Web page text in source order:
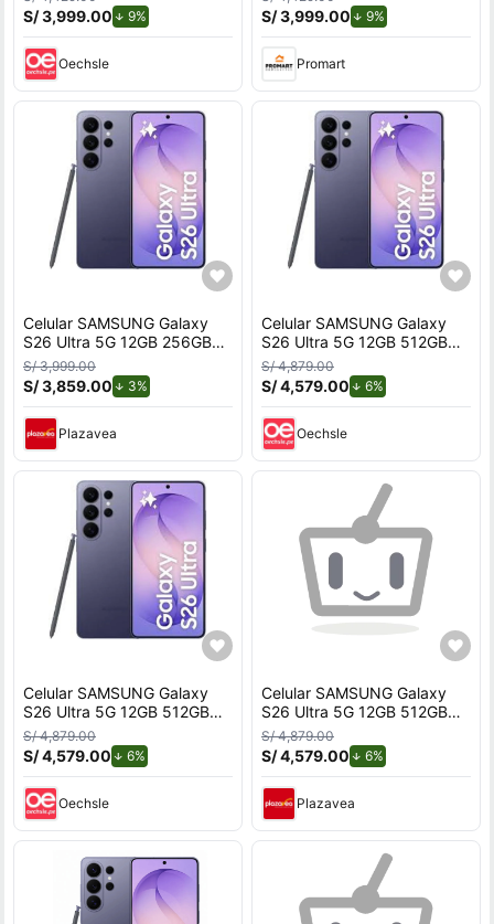
S/ 3,999.00 9%
Oechsle
S/ 3,999.00 9%de descuento.
Promart
Celular SAMSUNG Galaxy
S26 Ultra 5G 12GB 256GB
Violeta
S/ 3,999.00
S/ 3,859.00 3%
Plazavea
Celular SAMSUNG Galaxy
S26 Ultra 5G 12GB 512GB
Violeta
S/ 4,879.00
S/ 4,579.00 6%de descuento.
Oechsle
Celular SAMSUNG Galaxy
S26 Ultra 5G 12GB 512GB
Violeta
S/ 4,879.00
S/ 4,579.00 6%
Oechsle
Celular SAMSUNG Galaxy
S26 Ultra 5G 12GB 512GB
Violeta
S/ 4,879.00
S/ 4,579.00 6%de descuento.
Plazavea